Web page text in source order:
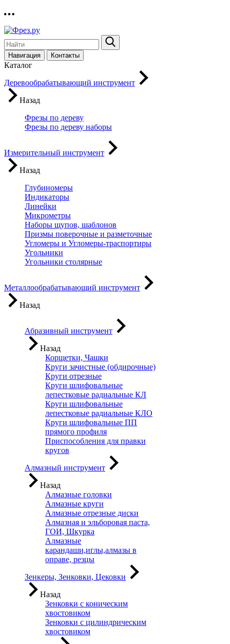
Навигация Контакты
Каталог
Деревообрабатывающий инструмент
Назад
Фрезы по дереву
Фрезы по дереву наборы
Измерительный инструмент
Назад
Глубиномеры
Индикаторы
Линейки
Микрометры
Наборы щупов, шаблонов
Призмы поверочные и разметочные
Угломеры и Угломеры-траспортиры
Угольники
Угольники столярные
Металлообрабатывающий инструмент
Назад
Абразивный инструмент
Назад
Корщетки, Чашки
Круги зачистные (обдирочные)
Круги отрезные
Круги шлифовальные
лепестковые радиальные КЛ
Круги шлифовальные
лепестковые радиальные КЛО
Круги шлифовальные ПП
прямого профиля
Приспособления для правки
кругов
Алмазный инструмент
Назад
Алмазные головки
Алмазные круги
Алмазные отрезные диски
Алмазная и эльборовая паста,
ГОИ, Шкурка
Алмазные
карандаши,иглы,алмазы в
оправе, резцы
Зенкеры, Зенковки, Цековки
Назад
Зенковки с коническим
хвостовиком
Зенковки с цилиндрическим
хвостовиком